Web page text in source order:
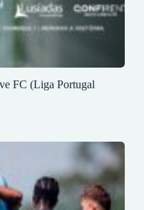
FC (Liga Portugal